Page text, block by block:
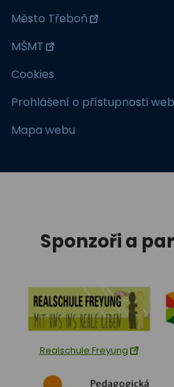
Město Třeboň
MŠMT
Cookies
Prohlášení o přístupnosti
Mapa webu
Sponzoři a
Realschule Freyung